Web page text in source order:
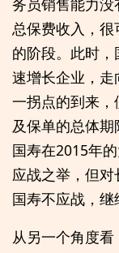
总保费收入，
的阶段。此时
速增长企业，
一拐点的到来
及保单的总体
国寿在2015年
应战之举，但
国寿不应战，继
从另一个角度